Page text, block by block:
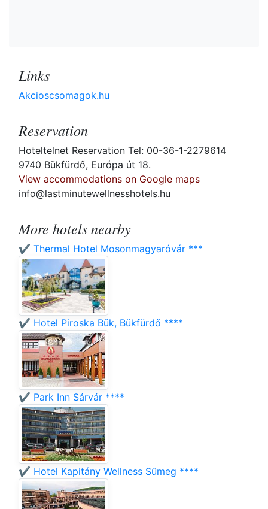
Links
Akcioscsomagok.hu
Reservation
Hoteltelnet Reservation Tel: 00-36-1-2279614
9740 Bükfürdő, Európa út 18.
View accommodations on Google maps
info@lastminutewellnesshotels.hu
More hotels nearby
✔️ Thermal Hotel Mosonmagyaróvár ***
✔️ Hotel Piroska Bük, Bükfürdő ****
✔️ Park Inn Sárvár ****
✔️ Hotel Kapitány Wellness Sümeg ****